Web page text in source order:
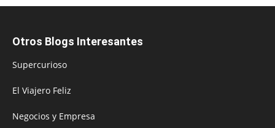
Otros Blogs Interesantes
Supercurioso
El Viajero Feliz
Negocios y Empresa